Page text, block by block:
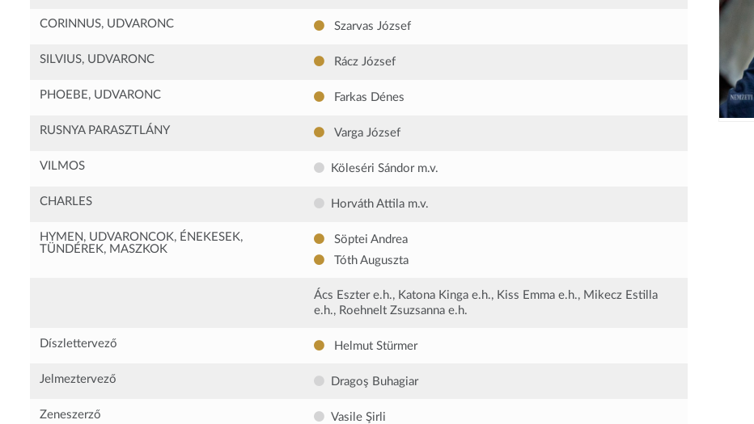
CORINNUS, UDVARONC Szarvas József
SILVIUS, UDVARONC Rácz József
PHOEBE, UDVARONC Farkas Dénes
RUSNYA PARASZTLÁNY Varga József
VILMOS Köleséri Sándor m.v.
CHARLES Horváth Attila m.v.
HYMEN, UDVARONCOK, ÉNEKESEK,
TÜNDÉREK, MASZKOK
Söptei Andrea
Tóth Auguszta
Ács Eszter e.h., Katona Kinga e.h., Kiss Emma e.h., Mikecz Estilla
e.h., Roehnelt Zsuzsanna e.h.
Díszlettervező Helmut Stürmer
Jelmeztervező Dragoş Buhagiar
Zeneszerző Vasile Şirli